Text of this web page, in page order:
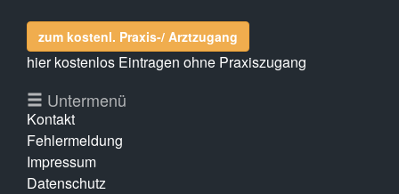
zum kostenl. Praxis-/ Arztzugang
hier kostenlos Eintragen ohne Praxiszugang
Untermenü
Kontakt
Fehlermeldung
Impressum
Datenschutz